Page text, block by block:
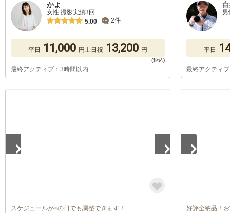
かよ
女性 撮影実績3回
5.00
2件
平日 11,000 円土日祝 13,200 円
最終アクティブ：3時間以内
男
平日
最終アクティ
スケジュールが×の日でも調整できます！ 好評全納品！